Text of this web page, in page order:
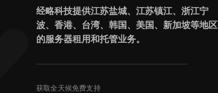
经略科技提供江苏盐城、江苏镇江、浙江宁
波、香港、台湾、韩国、美国、新加坡等地区
的服务器租用和托管业务。
获取全天候免费支持